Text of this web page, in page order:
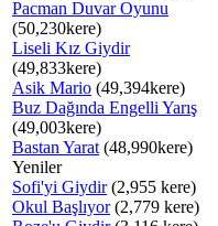
Pacman Duvar Oyunu
(50,230kere)
Liseli Kız Giydir
(49,833kere)
Asik Mario (49,394kere)
Buz Dağında Engelli Yarış
(49,003kere)
Bastan Yarat (48,990kere)
Yeniler
Sofi'yi Giydir(2,955 kere)
Okul Başlıyor(2,779 kere)